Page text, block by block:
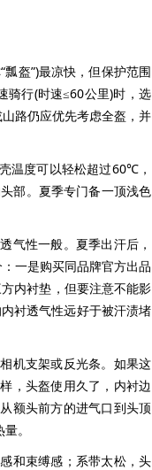
盔”)最凉快，但保护范围
骑行(时速≤60公里)时，选
路仍应优先考虑全盔，并
温度可以轻松超过60℃，
部。夏季专门备一顶浅色
性一般。夏季出汗后，
一是购买同品牌官方出品
内衬垫，但要注意不能影
衬透气性远好于被汗渍堵
机支架或反光条。如果这
，头盔使用久了，内衬边
额头前方的进气口到头顶
。
和束缚感；系带太松，头